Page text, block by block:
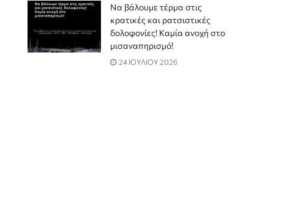
Να βάλουμε τέρμα στις
κρατικές και ρατσιστικές
δολοφονίες! Καμία ανοχή στο
μισαναπηρισμό!
24 ΙΟΥΛΙΟΥ 2026